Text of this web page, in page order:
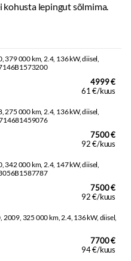
kohusta lepingut sõlmima.
4999 €
61 €/kuus
7500 €
92 €/kuus
7500 €
92 €/kuus
7700 €
94 €/kuus